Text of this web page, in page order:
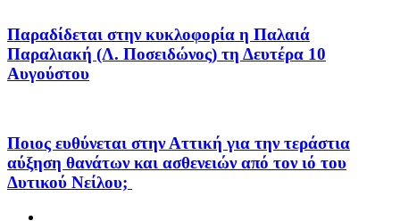
Παραδίδεται στην κυκλοφορία η Παλαιά
Παραλιακή (Λ. Ποσειδώνος) τη Δευτέρα 10
Αυγούστου
Ποιος ευθύνεται στην Αττική για την τεράστια
αύξηση θανάτων και ασθενειών από τον ιό του
Δυτικού Νείλου;